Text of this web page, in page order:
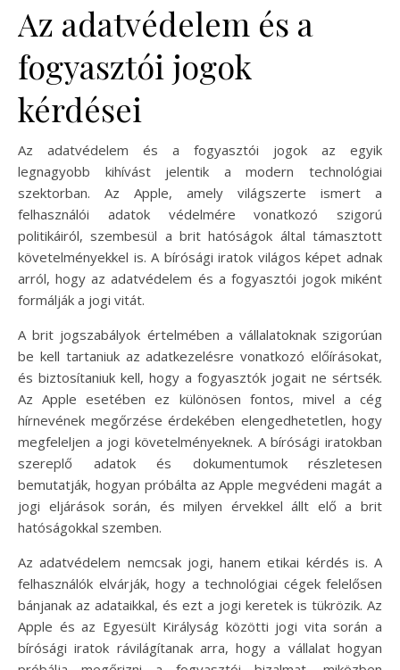
Az adatvédelem és a
fogyasztói jogok
kérdései
Az adatvédelem és a fogyasztói jogok az egyik
legnagyobb kihívást jelentik a modern technológiai
szektorban. Az Apple, amely világszerte ismert a
felhasználói adatok védelmére vonatkozó szigorú
politikáiról, szembesül a brit hatóságok által támasztott
követelményekkel is. A bírósági iratok világos képet adnak
arról, hogy az adatvédelem és a fogyasztói jogok miként
formálják a jogi vitát.
A brit jogszabályok értelmében a vállalatoknak szigorúan
be kell tartaniuk az adatkezelésre vonatkozó előírásokat,
és biztosítaniuk kell, hogy a fogyasztók jogait ne sértsék.
Az Apple esetében ez különösen fontos, mivel a cég
hírnevének megőrzése érdekében elengedhetetlen, hogy
megfeleljen a jogi követelményeknek. A bírósági iratokban
szereplő adatok és dokumentumok részletesen
bemutatják, hogyan próbálta az Apple megvédeni magát a
jogi eljárások során, és milyen érvekkel állt elő a brit
hatóságokkal szemben.
Az adatvédelem nemcsak jogi, hanem etikai kérdés is. A
felhasználók elvárják, hogy a technológiai cégek felelősen
bánjanak az adataikkal, és ezt a jogi keretek is tükrözik. Az
Apple és az Egyesült Királyság közötti jogi vita során a
bírósági iratok rávilágítanak arra, hogy a vállalat hogyan